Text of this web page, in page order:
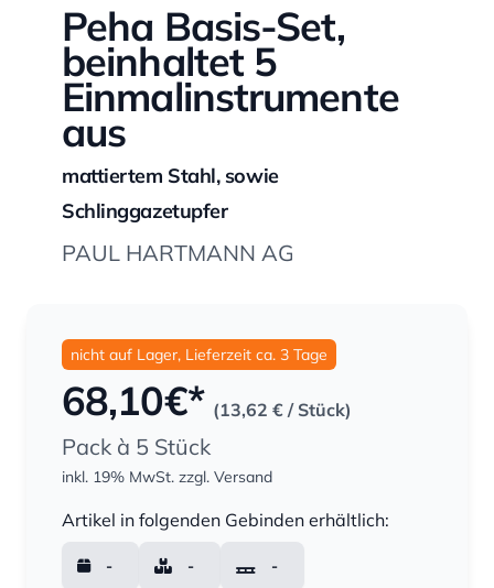
Peha Basis-Set,
beinhaltet 5
Einmalinstrumente
aus
mattiertem Stahl, sowie
Schlinggazetupfer
PAUL HARTMANN AG
nicht auf Lager, Lieferzeit ca. 3 Tage
68,10€* (13,62 € / Stück)
Pack à 5 Stück
inkl. 19% MwSt. zzgl. Versand
Artikel in folgenden Gebinden erhältlich:
- - -